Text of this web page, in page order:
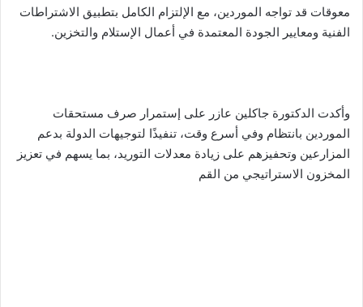
معوقات قد تواجه الموردين، مع الإلتزام الكامل بتطبيق الاشتراطات
الفنية ومعايير الجودة المعتمدة في أعمال الإستلام والتخزين.
وأكدت الدكتورة جاكلين عازر على إستمرار صرف مستحقات
الموردين بانتظام وفي أسرع وقت، تنفيذًا لتوجيهات الدولة بدعم
المزارعين وتحفيزهم على زيادة معدلات التوريد، بما يسهم في تعزيز
المخزون الاستراتيجي من القم